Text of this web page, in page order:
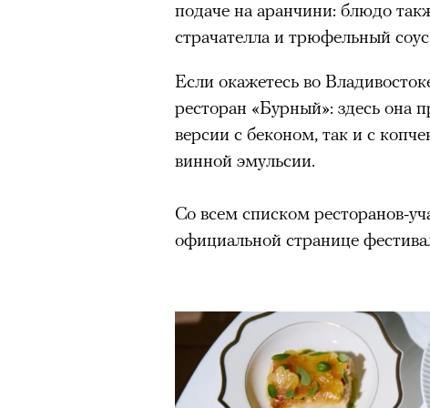
подаче на аранчини: блюдо
страчателла и трюфельный
Если окажетесь во
ресторан «Бурный»: здесь она
версии с беконом, так и с
винной эмульсии.
Со всем списком ресторанов-
официальной странице
1 8
© ПРЕСС-
Критикуя кейс с Роузи
Кадр из сериала «Мыс страха»
© APPLE INC.
Человек и закон